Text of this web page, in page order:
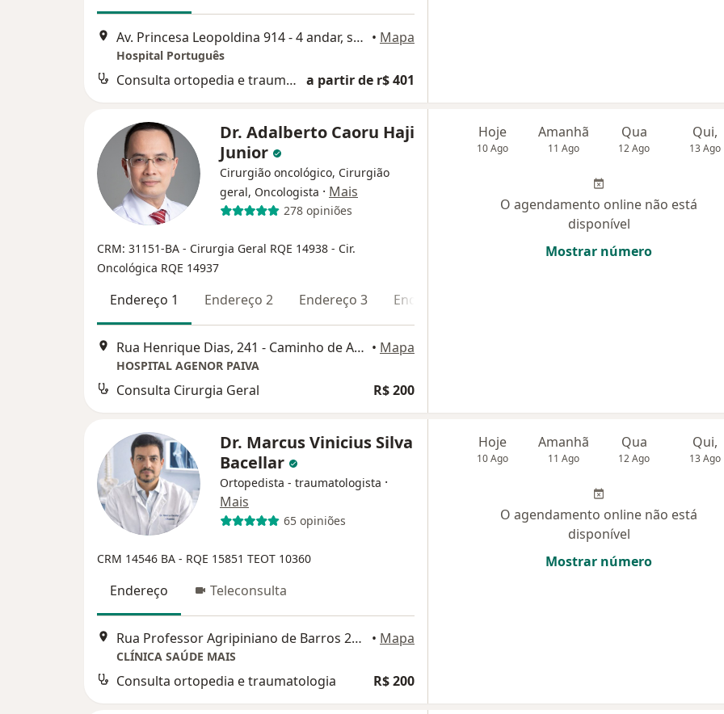
Av. Princesa Leopoldina 914 - 4 andar, sala 401, Salvador • Mapa
Hospital Português
Consulta ortopedia e traumatologia a partir de r$ 401
Dr. Adalberto Caoru Haji
Junior
Cirurgião oncológico, Cirurgião
geral, Oncologista · Mais
278 opiniões
CRM: 31151-BA - Cirurgia Geral RQE 14938 - Cir.
Oncológica RQE 14937
Endereço 1 Endereço 2 Endereço 3 Endereço 4
Rua Henrique Dias, 241 - Caminho de Areia, Salvador • Mapa
HOSPITAL AGENOR PAIVA
Consulta Cirurgia Geral R$ 200
Hoje
10 Ago
Amanhã
11 Ago
Qua
12 Ago
Qui,
13 Ago
O agendamento online não está
disponível
Mostrar número
Dr. Marcus Vinicius Silva
Bacellar
Ortopedista - traumatologista ·
Mais
65 opiniões
CRM 14546 BA - RQE 15851 TEOT 10360
Endereço Teleconsulta
Rua Professor Agripiniano de Barros 228, Salvador • Mapa
CLÍNICA SAÚDE MAIS
Consulta ortopedia e traumatologia R$ 200
Hoje
10 Ago
Amanhã
11 Ago
Qua
12 Ago
Qui,
13 Ago
O agendamento online não está
disponível
Mostrar número